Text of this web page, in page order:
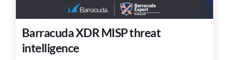
Barracuda XDR MISP threat
intelligence